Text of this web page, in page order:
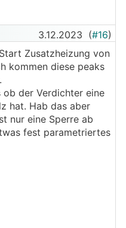
3.12.2023 (#16)
Zusatzheizung von
kommen diese peaks
der Verdichter eine
hat. Hab das aber
nur eine Sperre ab
fest parametriertes